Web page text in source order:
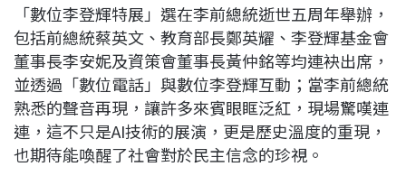
「數位李登輝特展」選在李前總統逝世五周年舉辦，
包括前總統蔡英文、教育部長鄭英耀、李登輝基金會
董事長李安妮及資策會董事長黃仲銘等均連袂出席，
並透過「數位電話」與數位李登輝互動；當李前總統
熟悉的聲音再現，讓許多來賓眼眶泛紅，現場驚嘆連
連，這不只是AI技術的展演，更是歷史溫度的重現，
也期待能喚醒了社會對於民主信念的珍視。